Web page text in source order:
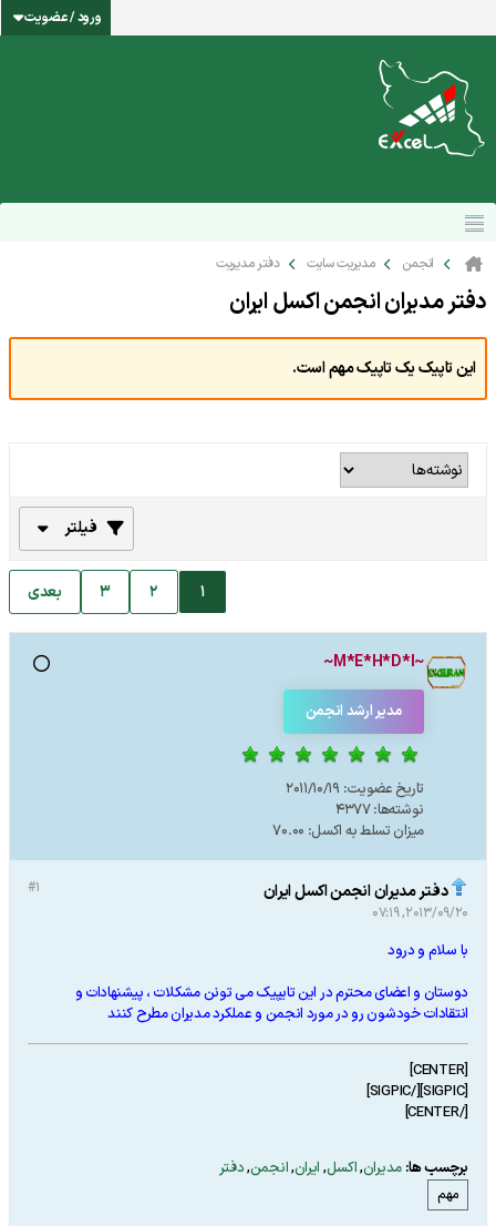
ورود / عضویت
انجمن مدیریت سایت دفتر مدیریت
دفتر مدیران انجمن اکسل ایران
این تاپیک یک تاپیک مهم است.
فیلتر
1
2
3 بعدی
~M*E*H*D*I~
مدیر ارشد انجمن
تاریخ عضویت: 2011/10/19
نوشته‌ها:4377
میزان تسلط به اکسل: 70.00
#1 دفتر مدیران انجمن اکسل ایران
2013/09/20, 07:19
با سلام و درود
دوستان و اعضای محترم در این تایپیک می تونن مشکلات ، پیشنهادات و
انتقادات خودشون رو در مورد انجمن و عملکرد مدیران مطرح کنند
[CENTER]
[SIGPIC][/SIGPIC]
[/CENTER]
برچسب ها: مدیران,اکسل, ایران,انجمن,دفتر
مهم